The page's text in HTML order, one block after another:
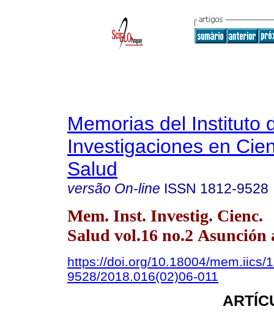
Memorias del Instituto
Investigaciones en
Salud
versão On-line ISSN 1812-9528
Mem. Inst. Investig. Cienc.
Salud vol.16 no.2 Asunción
https://doi.org/10.18004/mem.iics/
9528/2018.016(02)06-011